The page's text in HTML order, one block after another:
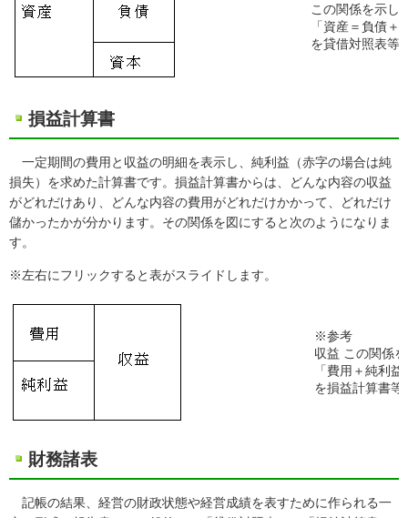
この関係を示し
「資産＝負債＋
を貸借対照表等
損益計算書
一定期間の費用と収益の明細を表示し、純利益（赤字の場合は純
損失）を求めた計算書です。損益計算書からは、どんな内容の収益
がどれだけあり、どんな内容の費用がどれだけかかって、どれだけ
儲かったかが分かります。その関係を図にすると次のようになりま
す。
※左右にフリックすると表がスライドします。
※参考
収益 この関係
「費用＋純利
を損益計算書
財務諸表
記帳の結果、経営の財政状態や経営成績を表すために作られる一